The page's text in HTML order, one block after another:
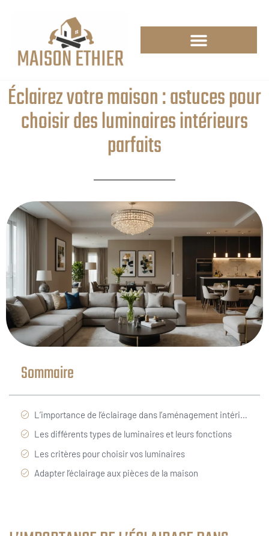
Éclairez votre maison : astuces pour
choisir des luminaires intérieurs
parfaits
Sommaire
L’importance de l’éclairage dans l’aménagement intérieur
Les différents types de luminaires et leurs fonctions
Les critères pour choisir vos luminaires
Adapter l’éclairage aux pièces de la maison